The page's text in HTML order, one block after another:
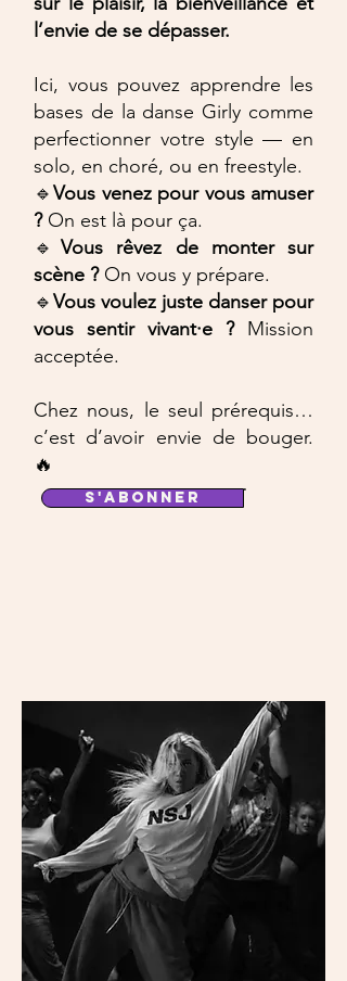
l’envie de se dépasser.
Ici, vous pouvez apprendre les
bases de la danse Girly comme
perfectionner votre style — en
solo, en choré, ou en freestyle.
🔹Vous venez pour vous amuser
?On est là pour ça.
🔹Vous rêvez de monter sur
scène ?On vous y prépare.
🔹Vous voulez juste danser pour
vous sentir vivant·e ?Mission
acceptée.
Chez nous, le seul prérequis…
c’est d’avoir envie de bouger.
🔥​
S'ABONNER